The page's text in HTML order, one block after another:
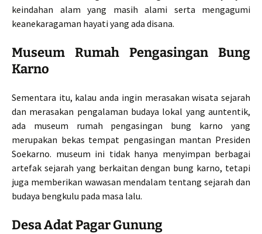
keindahan alam yang masih alami serta mengagumi
keanekaragaman hayati yang ada disana.
Museum Rumah Pengasingan Bung
Karno
Sementara itu, kalau anda ingin merasakan wisata sejarah
dan merasakan pengalaman budaya lokal yang auntentik,
ada museum rumah pengasingan bung karno yang
merupakan bekas tempat pengasingan mantan Presiden
Soekarno. museum ini tidak hanya menyimpan berbagai
artefak sejarah yang berkaitan dengan bung karno, tetapi
juga memberikan wawasan mendalam tentang sejarah dan
budaya bengkulu pada masa lalu.
Desa Adat Pagar Gunung